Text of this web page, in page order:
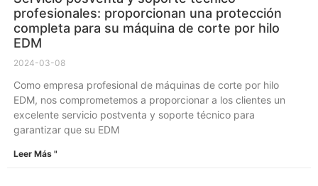
profesionales: proporcionan una protección
completa para su máquina de corte por hilo
EDM
2024-03-08
Como empresa profesional de máquinas de corte por hilo
EDM, nos comprometemos a proporcionar a los clientes un
excelente servicio postventa y soporte técnico para
garantizar que su EDM
Leer Más "